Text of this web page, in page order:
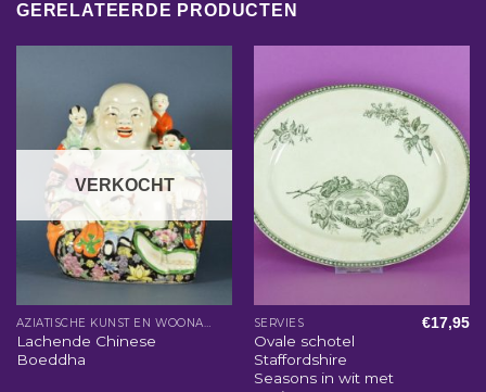
GERELATEERDE PRODUCTEN
VERKOCHT
Lachende Chinese
Boeddha
SERVIES
Ovale schotel
Staffordshire
Seasons in wit met
€17,95